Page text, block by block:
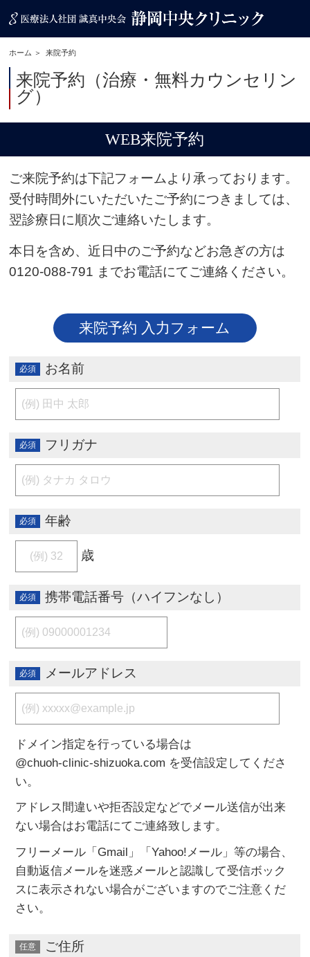
来院予約（治療・無料カウンセリン
グ）
ホーム 来院予約
WEB来院予約
ご来院予約は下記フォームより承っております。
受付時間外にいただいたご予約につきましては、
翌診療日に順次ご連絡いたします。
本日を含め、近日中のご予約などお急ぎの方は
0120-088-791 までお電話にてご連絡ください。
来院予約 入力フォーム
お名前
フリガナ
年齢
歳
携帯電話番号（ハイフンなし）
メールアドレス
ドメイン指定を行っている場合は
@chuoh-clinic-shizuoka.com を受信設定してくださ
い。
アドレス間違いや拒否設定などでメール送信が出来
ない場合はお電話にてご連絡致します。
フリーメール「Gmail」「Yahoo!メール」等の場合、
自動返信メールを迷惑メールと認識して受信ボック
スに表示されない場合がございますのでご注意くだ
さい。
ご住所